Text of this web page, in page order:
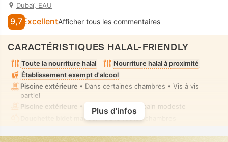
Dubaï, EAU
9,7 ExcellentAfficher tous les commentaires
CARACTÉRISTIQUES HALAL-FRIENDLY
Toute la nourriture halal
Nourriture halal à proximité
Établissement exempt d'alcool
Piscine extérieure • Dans certaines chambres • Vis à vis
partiel
Piscine extérieure • Mixte • Tenue de bain modeste
Douchette bidet manuel
• Dans toutes chambres
Plus d'infos